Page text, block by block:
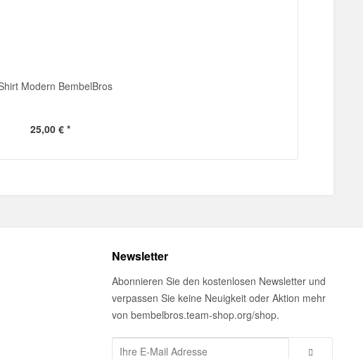
Modern BembelBros
25,00 € *
Newsletter
Abonnieren Sie den kostenlosen Newsletter und
verpassen Sie keine Neuigkeit oder Aktion mehr
von bembelbros.team-shop.org/shop.